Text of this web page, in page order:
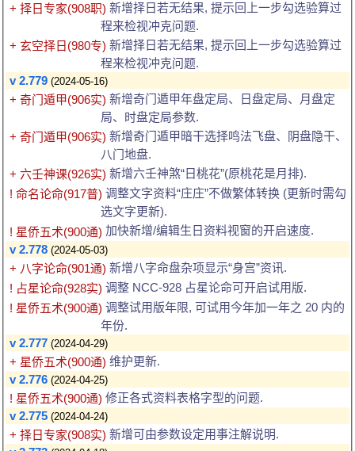
+ 择日专家(908职) 新增择日若无结果, 提示回上一步勾选验算过
程来检视冲克问题.
+ 玄空择日(980专) 新增择日若无结果, 提示回上一步勾选验算过
程来检视冲克问题.
v 2.779 (2024-05-16)
+ 奇门遁甲(906实) 新增奇门遁甲年盘定局、日盘定局、月盘定
局、时盘定局参数.
+ 奇门遁甲(906实) 新增奇门遁甲暗干选择鸣法飞盘、阴盘隐干、
八门地盘.
+ 六壬神课(926实) 新增六壬神煞“日桃花”(原桃花是月排).
! 命名论命(917普) 调整文字资料“庄庄”不做繁体转换 (更新时需勾
选文字更新).
! 星侨五术(900通) 加快新增/编辑生日资料视窗的开启速度.
v 2.778 (2024-05-03)
+ 八字论命(901通) 新增八字命盘杂项显示“身宫”资讯.
! 占星论命(928实) 调整 NCC-928 占星论命可开启试用版.
! 星侨五术(900通) 调整试用版年限, 可试用今年加一年之 20 内的
年份.
v 2.777 (2024-04-29)
+ 星侨五术(900通) 维护更新.
v 2.776 (2024-04-25)
! 星侨五术(900通) 修正各式资料表格字型的问题.
v 2.775 (2024-04-24)
+ 择日专家(908实) 新增可由参数设定用事注解说明.